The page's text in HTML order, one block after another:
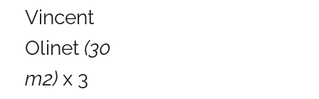
Vincent
Olinet (30
m2) x 3